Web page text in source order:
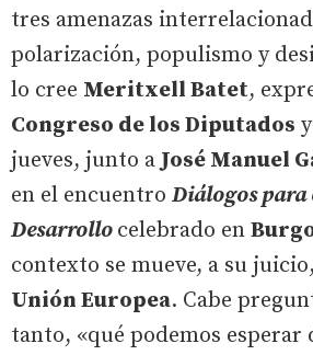
tres amenazas
polarización, populismo y
lo cree Meritxell Batet,
Congreso de los Diputados
jueves, junto a José Manuel
en el encuentro Diálogos para
Desarrollo celebrado en
contexto se mueve, a su
Unión Europea. Cabe
tanto, «qué podemos esperar